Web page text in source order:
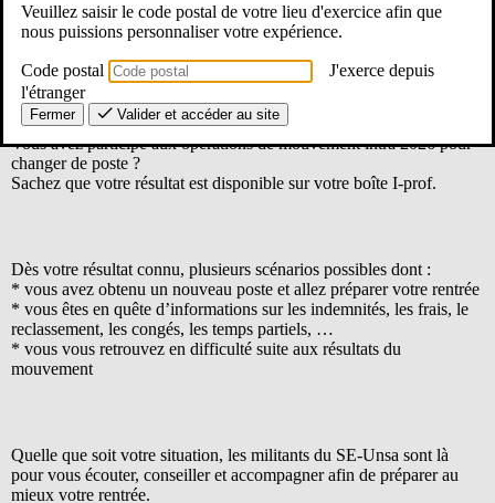
Vous avez participé aux opérations de mouvement intra 2026 pour
changer de poste ?
Sachez que votre résultat est disponible sur votre boîte I-prof.
Dès votre résultat connu, plusieurs scénarios possibles dont :
* vous avez obtenu un nouveau poste et allez préparer votre rentrée
* vous êtes en quête d’informations sur les indemnités, les frais, le
reclassement, les congés, les temps partiels, …
* vous vous retrouvez en difficulté suite aux résultats du
mouvement
Quelle que soit votre situation, les militants du SE-Unsa sont là
pour vous écouter, conseiller et accompagner afin de préparer au
mieux votre rentrée.
Veuillez saisir le code postal de votre lieu d'exercice afin que
nous puissions personnaliser votre expérience.
Code postal
J'exerce depuis
l'étranger
Fermer Valider et accéder au site